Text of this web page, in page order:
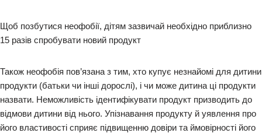
Щоб позбутися неофобії, дітям зазвичай необхідно приблизно
15 разів спробувати новий продукт
Також неофобія пов’язана з тим, хто купує незнайомі для дитини
продукти (батьки чи інші дорослі), і чи може дитина ці продукти
назвати. Неможливість ідентифікувати продукт призводить до
відмови дитини від нього. Упізнавання продукту й уявлення про
його властивості сприяє підвищенню довіри та ймовірності його